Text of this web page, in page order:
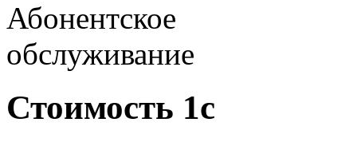
Абонентское
обслуживание
Стоимость 1с